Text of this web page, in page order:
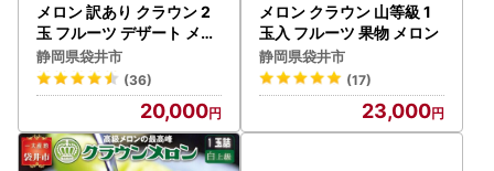
メロン 訳あり クラウン 2
玉 フルーツ デザート メロ
ン
静岡県袋井市
(36)
20,000
メロン クラウン 山等級 1
玉入 フルーツ 果物 メロン
静岡県袋井市
(17)
23,000